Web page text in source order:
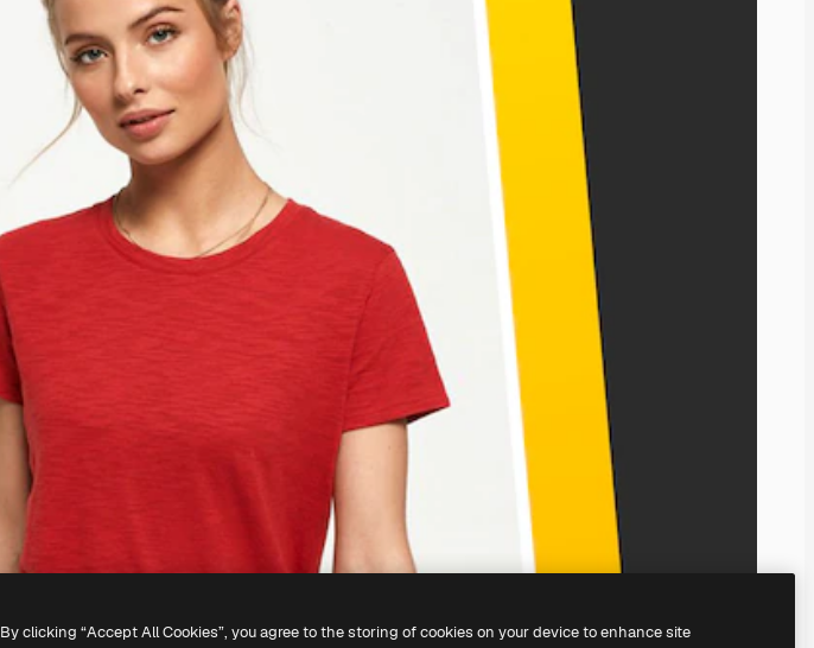
By clicking “Accept All Cookies”, you agree to the storing of cookies on your device to enhance site